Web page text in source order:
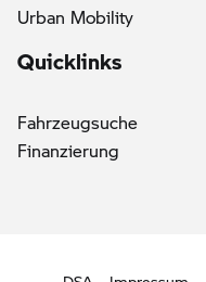
Urban Mobility
Quicklinks
Fahrzeugsuche
Finanzierung